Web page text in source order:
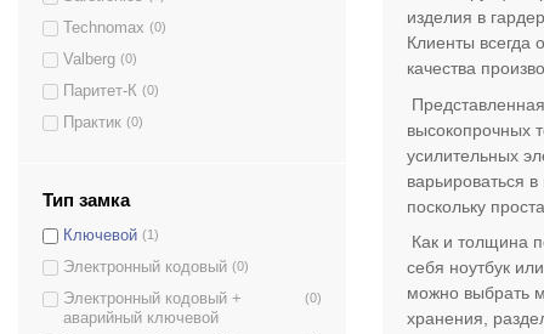
OLS-PL-105.К
БС-88Е4.7035
ЕС-130К2.Т1.П2.9005
OLS-PL-65.К
OLS-PL-30.К (1)
Technomax (0)
Valberg (0)
Паритет-К (0)
Практик (0)
Тип замка
Ключевой (1)
Электронный кодовый (0)
Электронный кодовый +
аварийный ключевой
(0)
изделия в
Клиенты всегда
качества
высокопрочных
усилительных
варьироваться
поскольку
Как и толщина
себя ноутбук
можно выбрать
хранения,